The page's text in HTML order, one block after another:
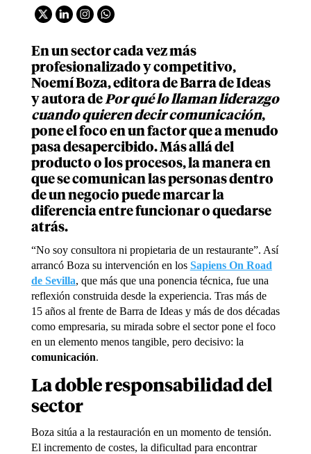
En un sector cada vez más
profesionalizado y competitivo,
Noemí Boza, editora de Barra de Ideas
y autora de Por qué lo llaman liderazgo
cuando quieren decir comunicación,
pone el foco en un factor que a menudo
pasa desapercibido. Más allá del
producto o los procesos, la manera en
que se comunican las personas dentro
de un negocio puede marcar la
diferencia entre funcionar o quedarse
atrás.
“No soy consultora ni propietaria de un restaurante”. Así
arrancó Boza su intervención en los Sapiens On Road
de Sevilla, que más que una ponencia técnica, fue una
reflexión construida desde la experiencia. Tras más de
15 años al frente de Barra de Ideas y más de dos décadas
como empresaria, su mirada sobre el sector pone el foco
en un elemento menos tangible, pero decisivo: la
comunicación.
La doble responsabilidad del
sector
Boza sitúa a la restauración en un momento de tensión.
El incremento de costes, la dificultad para encontrar